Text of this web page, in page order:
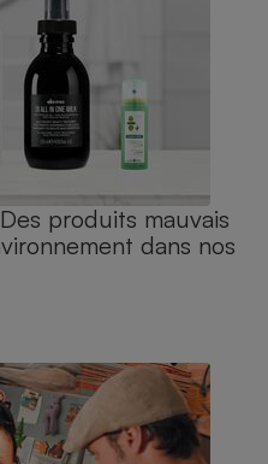
produits mauvais
dans nos